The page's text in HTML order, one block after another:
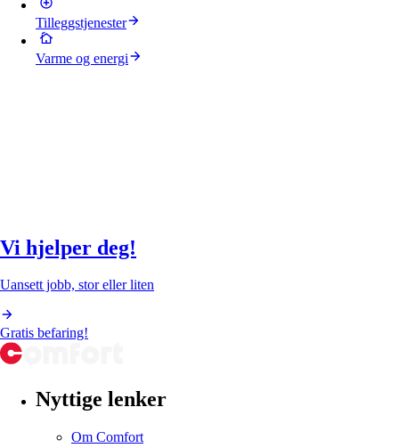
Tilleggstjenester
Varme og energi
Vi hjelper deg!
Uansett jobb, stor eller liten
Gratis befaring!
Nyttige lenker
Om Comfort